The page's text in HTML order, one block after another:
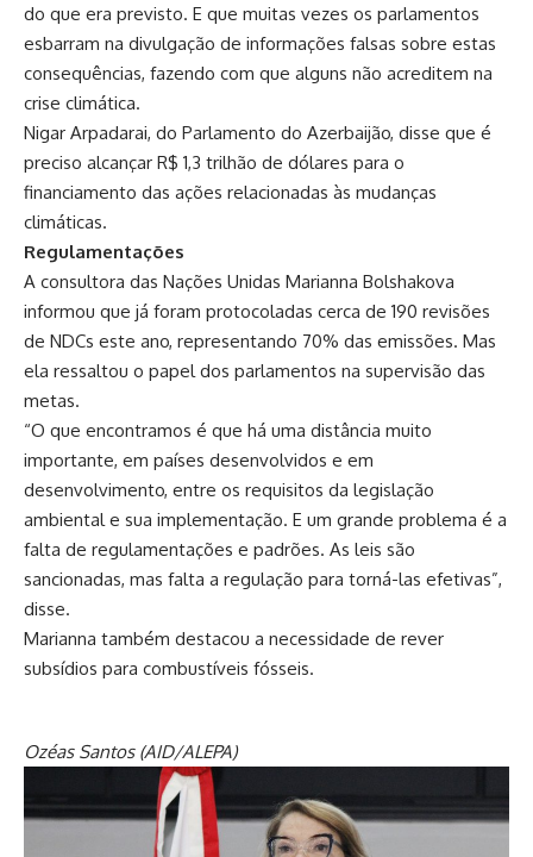
do que era previsto. E que muitas vezes os parlamentos
esbarram na divulgação de informações falsas sobre estas
consequências, fazendo com que alguns não acreditem na
crise climática.
Nigar Arpadarai, do Parlamento do Azerbaijão, disse que é
preciso alcançar R$ 1,3 trilhão de dólares para o
financiamento das ações relacionadas às mudanças
climáticas.
Regulamentações
A consultora das Nações Unidas Marianna Bolshakova
informou que já foram protocoladas cerca de 190 revisões
de NDCs este ano, representando 70% das emissões. Mas
ela ressaltou o papel dos parlamentos na supervisão das
metas.
“O que encontramos é que há uma distância muito
importante, em países desenvolvidos e em
desenvolvimento, entre os requisitos da legislação
ambiental e sua implementação. E um grande problema é a
falta de regulamentações e padrões. As leis são
sancionadas, mas falta a regulação para torná-las efetivas”,
disse.
Marianna também destacou a necessidade de rever
subsídios para combustíveis fósseis.
Ozéas Santos (AID/ALEPA)